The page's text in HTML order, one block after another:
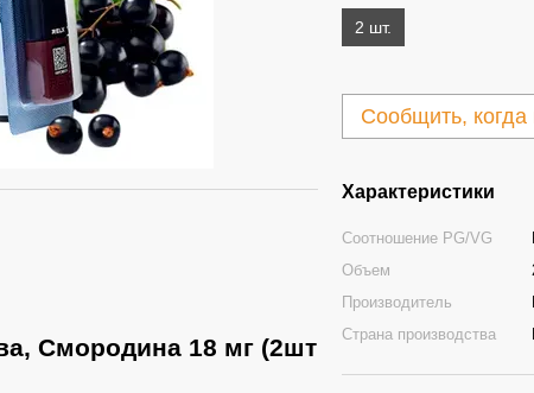
Смородина 18 мг (2шт
2 шт.
Сообщить, когда
Характеристики
Соотношение PG/VG
Объем
Производитель
Страна производства